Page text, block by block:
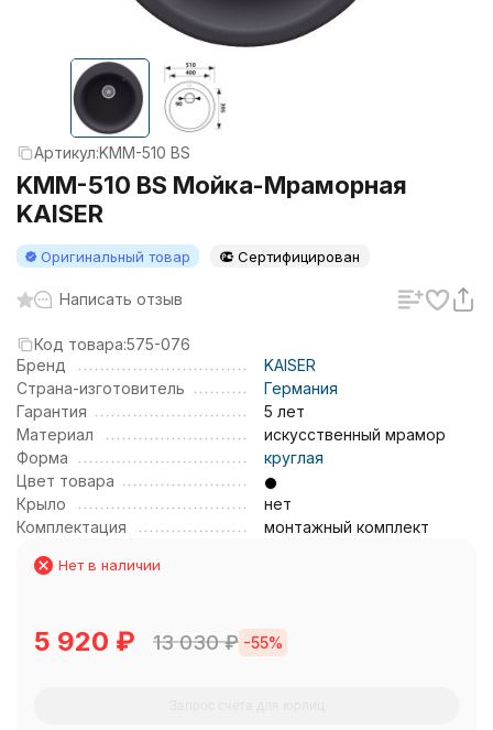
Артикул:KMM-510 BS
KMM-510 BS Мойка-Мраморная
KAISER
Оригинальный товар Сертифицирован
Написать отзыв
Код товара:575-076
Бренд
KAISER
Страна-изготовитель
Германия
Гарантия
5 лет
Материал
искусственный мрамор
Форма
круглая
Цвет товара
Крыло
нет
Комплектация
монтажный комплект
Нет в наличии
5 920 ₽ 13 030₽ -55%